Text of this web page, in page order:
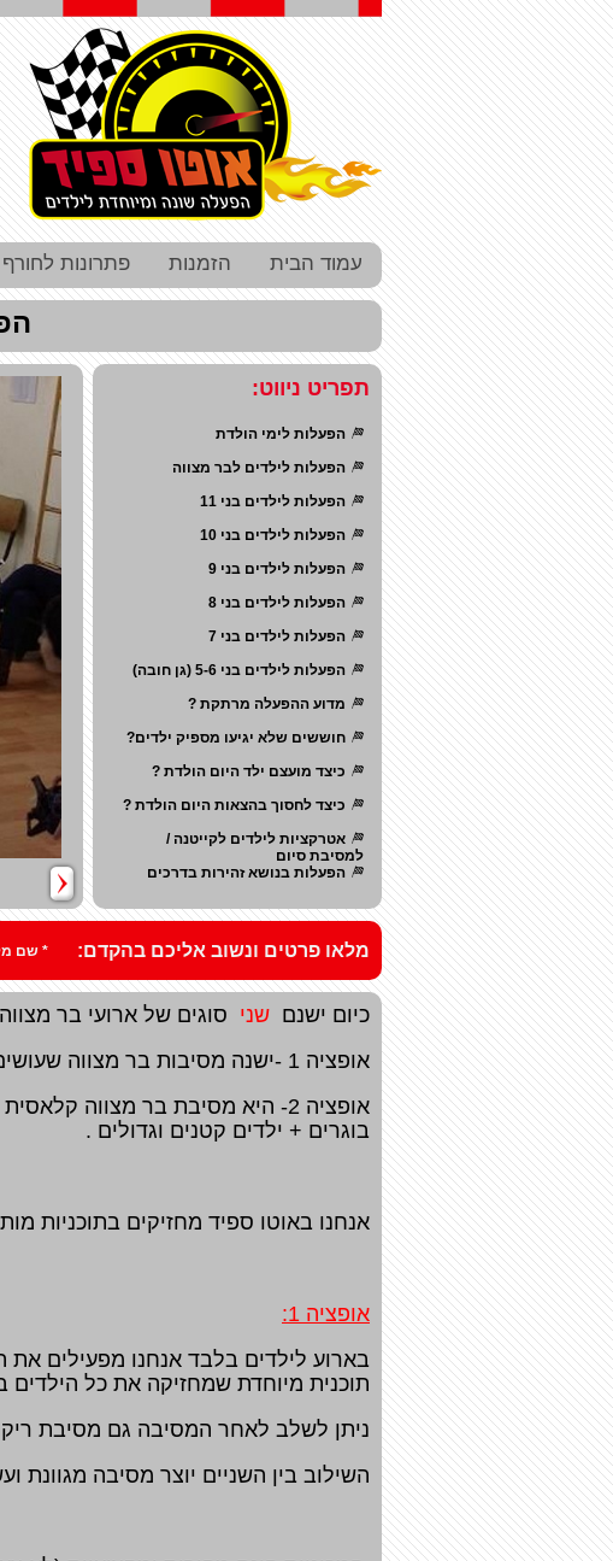
עמוד הבית הזמנות פתרונות לחורף
תפריט ניווט:
הפעלות לימי הולדת
הפעלות לילדים לבר מצווה
הפעלות לילדים בני 11
הפעלות לילדים בני 10
הפעלות לילדים בני 9
הפעלות לילדים בני 8
הפעלות לילדים בני 7
הפעלות לילדים בני 5-6 (גן חובה)
מדוע ההפעלה מרתקת ?
חוששים שלא יגיעו מספיק ילדים?
כיצד מועצם ילד היום הולדת ?
כיצד לחסוך בהצאות היום הולדת ?
אטרקציות לילדים לקייטנה /
למסיבת סיום
הפעלות בנושא זהירות בדרכים
מלאו פרטים ונשוב אליכם בהקדם: * שם
כיום ישנם שני סוגים של ארועי בר מצווה
אופציה 1 -ישנה מסיבות בר מצווה שעושים לילדים בלבד -בד"כ לכתה או לשכבה.
בוגרים + ילדים קטנים וגדולים .
אנחנו באוטו ספיד מחזיקים בתוכניות
אופציה 1:
בארוע לילדים בלבד אנחנו מפעילים
תוכנית מיוחדת שמחזיקה את כל הילדים
ניתן לשלב לאחר המסיבה גם מסיבת
השילוב בין השניים יוצר מסיבה מגוונת